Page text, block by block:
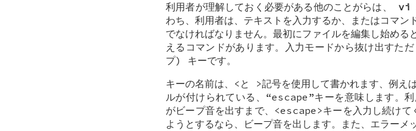
利用者が理解しておく必要がある他のことがらは、 vi
わち、利用者は、テキストを入力するか、またはコマ
でなければなりません。最初にファイルを編集し始め
えるコマンドがあります。入力モードから抜け出す
プ) キーです。
キーの名前は、<と >記号を使用して書かれます、例
ルが付けられている、“escape”キーを意味します。
がビープ音を出すまで、<escape>キーを入力し続けて
ようとするなら、ビープ音を出します。また、エラーメ